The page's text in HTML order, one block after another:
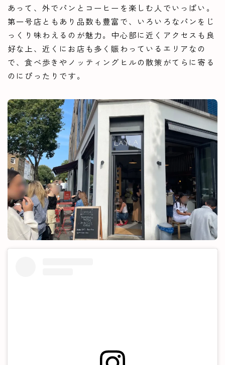
あって、外でパンとコーヒーを楽しむ人でいっぱい。
第一号店ともあり品数も豊富で、いろいろなパンをじ
っくり味わえるのが魅力。中心部に近くアクセスも良
好な上、近くにお店も多く賑わっているエリアなの
で、食べ歩きやノッティングヒルの散策がてらに寄る
のにぴったりです。